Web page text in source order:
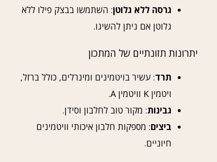
גרסה ללא גלוטן: השתמשו בבצק פילו ללא
גלוטן אם ניתן להשיגו.
יתרונות תזונתיים של המתכון
תרד: עשיר בויטמינים ומינרלים, כולל ברזל,
ויטמין K וויטמין A.
גבינות: מקור טוב לחלבון וסידן.
ביצים: מספקות חלבון איכותי וויטמינים
חיוניים.